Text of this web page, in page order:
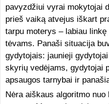
pavyzdžiui vyrai mokytojai
prieš vaiką atvejus iškart
tarpu moterys – labiau
tėvams. Panaši situacija
gydytojais: jaunieji
skyrių vedėjams, gydytojai
apsaugos tarnybai ir
Nėra aiškaus algoritmo nuo